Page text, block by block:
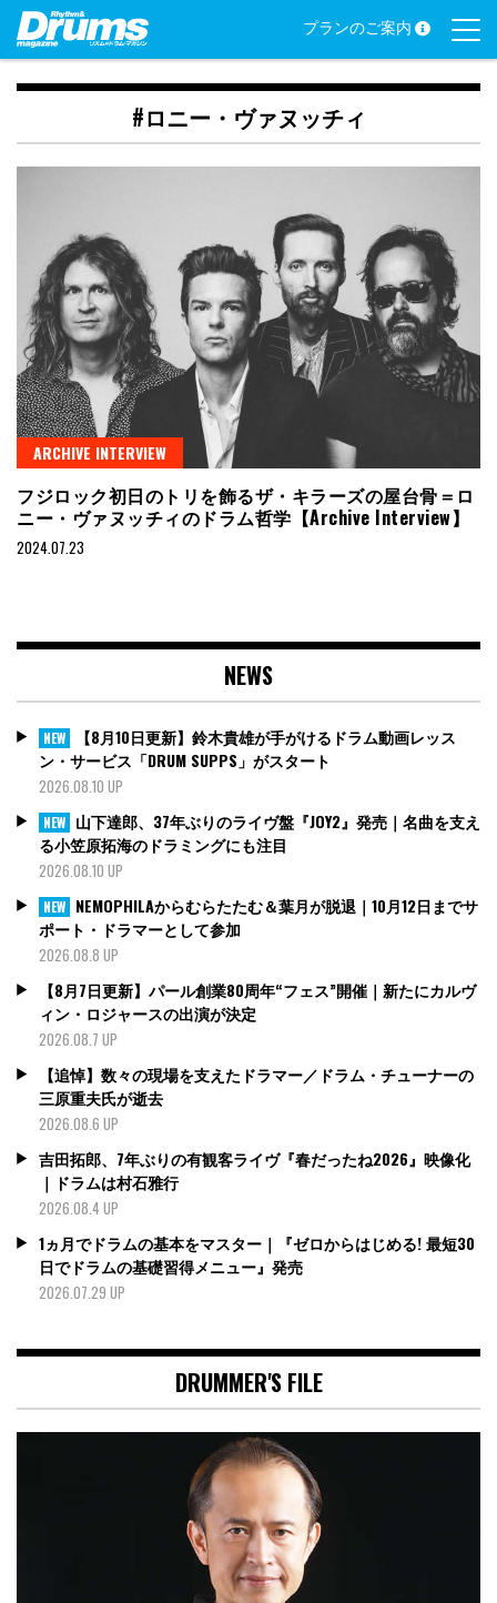
Skip
content
プランのご案内
#ロニー・ヴァヌッチィ
ARCHIVE INTERVIEW
フジロック初日のトリを飾るザ・キラーズの屋台骨＝ロ
ニー・ヴァヌッチィのドラム哲学【Archive Interview】
2024.07.23
NEWS
NEW
【8月10日更新】鈴木貴雄が手がけるドラム動画レッス
ン・サービス「DRUM SUPPS」がスタート
2026.08.10 UP
NEW 山下達郎、37年ぶりのライヴ盤『JOY2』発売｜名曲を支え
る小笠原拓海のドラミングにも注目
2026.08.10 UP
NEW NEMOPHILAからむらたたむ＆葉月が脱退｜10月12日までサ
ポート・ドラマーとして参加
2026.08.8 UP
【8月7日更新】パール創業80周年“フェス”開催｜新たにカルヴ
ィン・ロジャースの出演が決定
2026.08.7 UP
【追悼】数々の現場を支えたドラマー／ドラム・チューナーの
三原重夫氏が逝去
2026.08.6 UP
吉田拓郎、7年ぶりの有観客ライヴ『春だったね2026』映像化
｜ドラムは村石雅行
2026.08.4 UP
1ヵ月でドラムの基本をマスター｜『ゼロからはじめる! 最短30
日でドラムの基礎習得メニュー』発売
2026.07.29 UP
DRUMMER'S FILE